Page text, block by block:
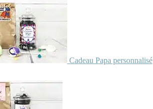
Cadeau Papa personnalisé